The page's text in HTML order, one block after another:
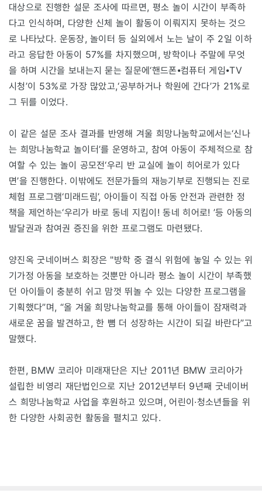
대상으로 진행한 설문 조사에 따르면, 평소 놀이 시간이 부족하
다고 인식하며, 다양한 신체 놀이 활동이 이뤄지지 못하는 것으
로 나타났다. 운동장, 놀이터 등 실외에서 노는 날이 주 2일 이하
라고 응답한 아동이 57%를 차지했으며, 방학이나 주말에 무엇
을 하며 시간을 보내는지 묻는 질문에‘핸드폰⦁컴퓨터 게임⦁TV
시청’이 53%로 가장 많았고,‘공부하거나 학원에 간다’가 21%로
그 뒤를 이었다.
이 같은 설문 조사 결과를 반영해 겨울 희망나눔학교에서는‘신나
는 희망나눔학교 놀이터’를 운영하고, 참여 아동이 주체적으로 참
여할 수 있는 놀이 공모전‘우리 반 교실에 놀이 히어로가 있다
면’을 진행한다. 이밖에도 전문가들의 재능기부로 진행되는 진로
체험 프로그램‘미래드림’, 아이들이 직접 아동 안전과 관련한 정
책을 제언하는‘우리가 바로 동네 지킴이! 동네 히어로! ’등 아동의
발달권과 참여권 증진을 위한 프로그램도 마련됐다.
양진옥 굿네이버스 회장은 "방학 중 결식 위험에 놓일 수 있는 위
기가정 아동을 보호하는 것뿐만 아니라 평소 놀이 시간이 부족했
던 아이들이 충분히 쉬고 맘껏 뛰놀 수 있는 다양한 프로그램을
기획했다”며, “올 겨울 희망나눔학교를 통해 아이들이 잠재력과
새로운 꿈을 발견하고, 한 뼘 더 성장하는 시간이 되길 바란다”고
말했다.
한편, BMW 코리아 미래재단은 지난 2011년 BMW 코리아가
설립한 비영리 재단법인으로 지난 2012년부터 9년째 굿네이버
스 희망나눔학교 사업을 후원하고 있으며, 어린이·청소년들을 위
한 다양한 사회공헌 활동을 펼치고 있다.